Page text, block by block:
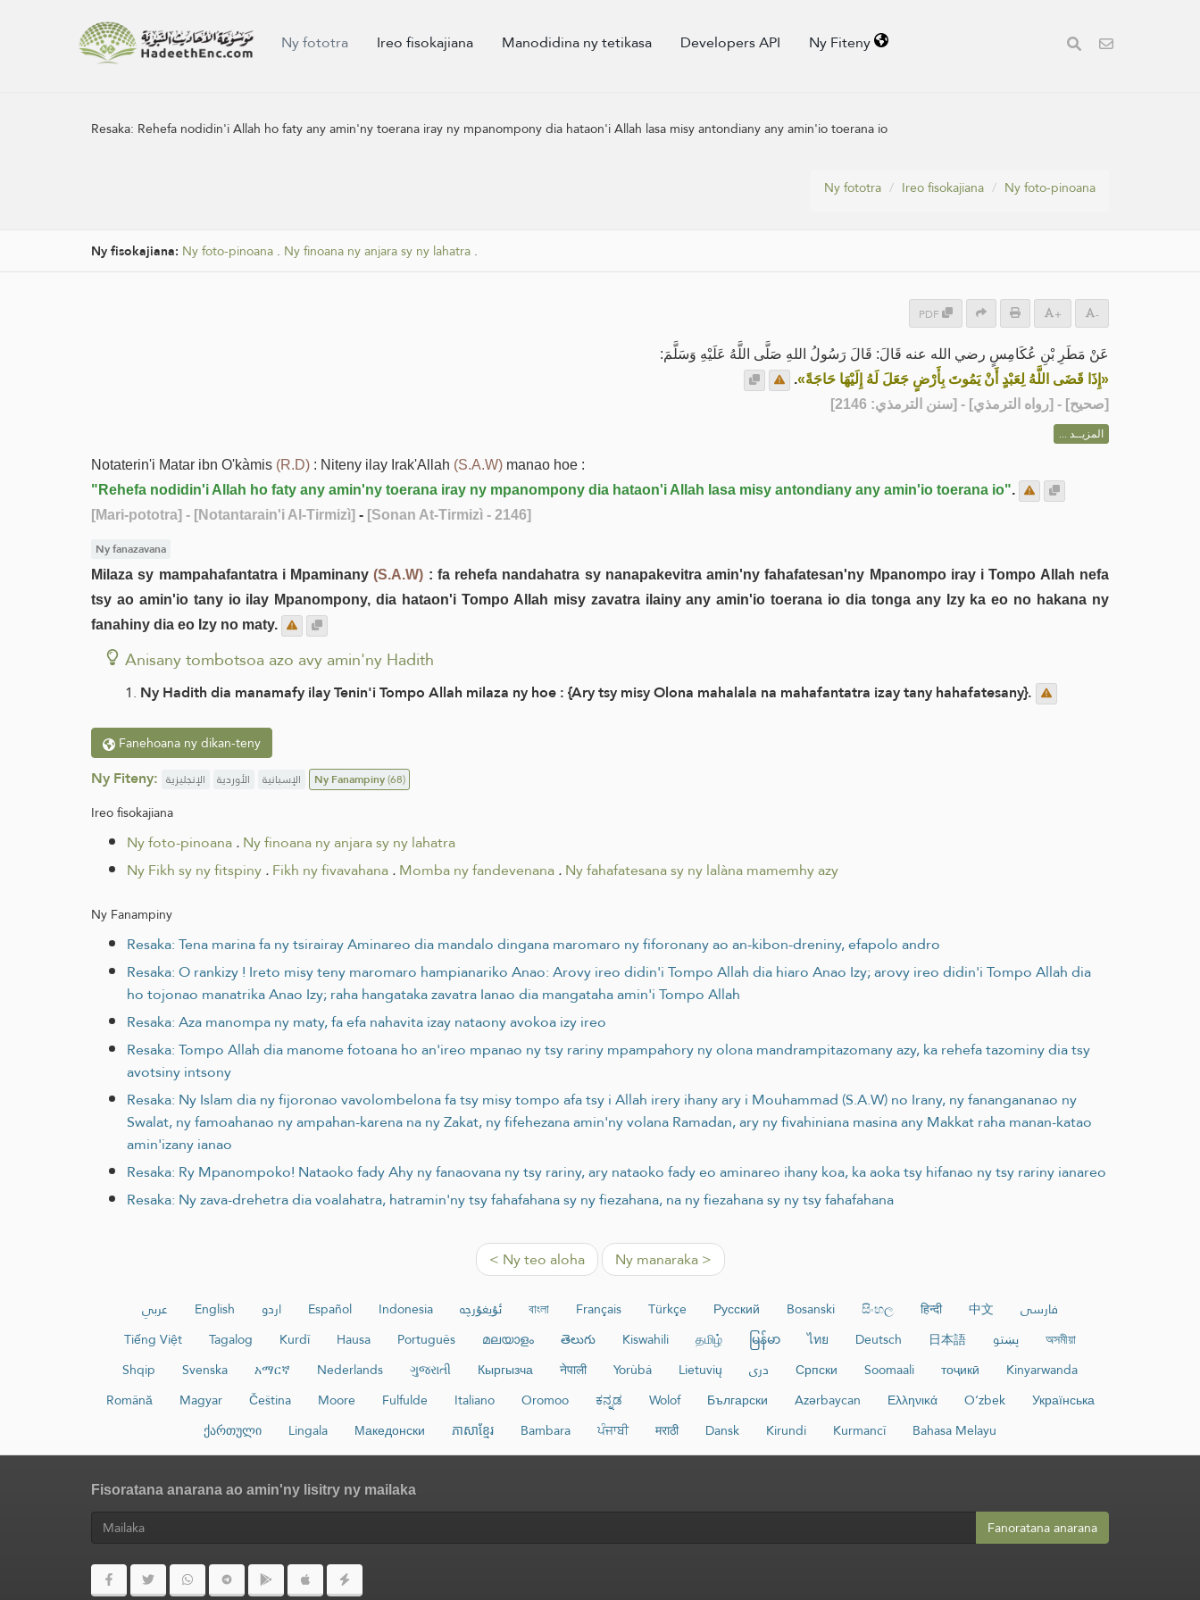
Ny fototra Ireo fisokajiana Manodidina ny tetikasa Developers API Ny Fiteny
Resaka: Rehefa nodidin'i Allah ho faty any amin'ny toerana iray ny mpanompony dia hataon'i Allah lasa misy antondiany any amin'io toerana io
Ny fototra Ireo fisokajiana Ny foto-pinoana
Ny fisokajiana: Ny foto-pinoana . Ny finoana ny anjara sy ny lahatra .
PDF + -
عَنْ مَطَرِ بْنِ عُكَامِسٍ رضي الله عنه قَالَ: قَالَ رَسُولُ اللهِ صَلَّى اللَّهُ عَلَيْهِ وَسَلَّمَ:
«إِذَا قَضَى اللَّهُ لِعَبْدٍ أَنْ يَمُوتَ بِأَرْضٍ جَعَلَ لَهُ إِلَيْهَا حَاجَةً».
[صحيح] - [رواه الترمذي] - [سنن الترمذي: 2146]
المزيــد ...
Notaterin'i Matar ibn O'kàmis (R.D) : Niteny ilay Irak'Allah (S.A.W) manao hoe :
"Rehefa nodidin'i Allah ho faty any amin'ny toerana iray ny mpanompony dia hataon'i Allah lasa misy antondiany any amin'io toerana io".
[Mari-pototra] - [Notantarain'i Al-Tirmizì] - [Sonan At-Tirmizì - 2146]
Ny fanazavana
Milaza sy mampahafantatra i Mpaminany(S.A.W) : fa rehefa nandahatra sy nanapakevitra amin'ny fahafatesan'ny Mpanompo iray i Tompo Allah nefa
tsy ao amin'io tany io ilay Mpanompony, dia hataon'i Tompo Allah misy zavatra ilainy any amin'io toerana io dia tonga any Izy ka eo no hakana ny
fanahiny dia eo Izy no maty.
Anisany tombotsoa azo avy amin'ny Hadith
Ny Hadith dia manamafy ilay Tenin'i Tompo Allah milaza ny hoe : {Ary tsy misy Olona mahalala na mahafantatra izay tany hahafatesany}.
Fanehoana ny dikan-teny
Ny Fiteny: الإنجليزية الأوردية الإسبانية Ny Fanampiny(68)
Ireo fisokajiana
Ny foto-pinoana.Ny finoana ny anjara sy ny lahatra
Ny Fikh sy ny fitspiny.Fikh ny fivavahana.Momba ny fandevenana.Ny fahafatesana sy ny lalàna mamemhy azy
Ny Fanampiny
Resaka: Tena marina fa ny tsirairay Aminareo dia mandalo dingana maromaro ny fiforonany ao an-kibon-dreniny, efapolo andro
Resaka: O rankizy ! Ireto misy teny maromaro hampianariko Anao: Arovy ireo didin'i Tompo Allah dia hiaro Anao Izy; arovy ireo didin'i Tompo Allah dia
ho tojonao manatrika Anao Izy; raha hangataka zavatra Ianao dia mangataha amin'i Tompo Allah
Resaka: Aza manompa ny maty, fa efa nahavita izay nataony avokoa izy ireo
Resaka: Tompo Allah dia manome fotoana ho an'ireo mpanao ny tsy rariny mpampahory ny olona mandrampitazomany azy, ka rehefa tazominy dia tsy
avotsiny intsony
Resaka: Ny Islam dia ny fijoronao vavolombelona fa tsy misy tompo afa tsy i Allah irery ihany ary i Mouhammad (S.A.W) no Irany, ny fanangananao ny
Swalat, ny famoahanao ny ampahan-karena na ny Zakat, ny fifehezana amin'ny volana Ramadan, ary ny fivahiniana masina any Makkat raha manan-katao
amin'izany ianao
Resaka: Ry Mpanompoko! Nataoko fady Ahy ny fanaovana ny tsy rariny, ary nataoko fady eo aminareo ihany koa, ka aoka tsy hifanao ny tsy rariny ianareo
Resaka: Ny zava-drehetra dia voalahatra, hatramin'ny tsy fahafahana sy ny fiezahana, na ny fiezahana sy ny tsy fahafahana
< Ny teo aloha Ny manaraka >
عربي English اردو Español Indonesia ئۇيغۇرچە বাংলা Français Türkçe Русский Bosanski සිංහල हिन्दी 中文
فارسی
Tiếng Việt
Tagalog Kurdî Hausa Português മലയാളം తెలుగు Kiswahili தமிழ் မြန်မာ ไทย Deutsch 日本語 پښتو
অসমীয়া
Shqip
Svenska አማርኛ Nederlands ગુજરાતી Кыргызча नेपाली Yorùbá Lietuvių دری Српски Soomaali тоҷикӣ
Kinyarwanda
Română
Magyar Čeština Moore Fulfulde Italiano Oromoo ಕನ್ನಡ Wolof Български Azərbaycan Ελληνικά O‘zbek
Українська
ქართული
Lingala Македонски ភាសាខ្មែរ Bambara ਪੰਜਾਬੀ मराठी Dansk Kirundi Kurmancî Bahasa Melayu
Fisoratana anarana ao amin'ny lisitry ny mailaka
Fanoratana anarana